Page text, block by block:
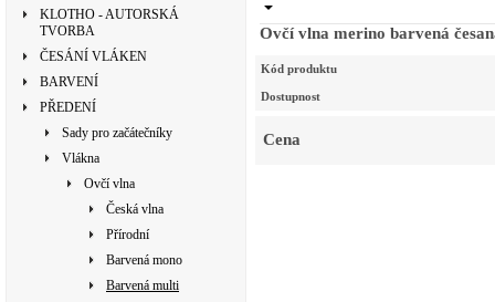
KLOTHO - AUTORSKÁ
TVORBA
ČESÁNÍ VLÁKEN
BARVENÍ
PŘEDENÍ
Sady pro začátečníky
Vlákna
Ovčí vlna
Česká vlna
Přírodní
Barvená mono
Barvená multi
Ovčí vlna merino barvená
Kód produktu
Dostupnost
Cena